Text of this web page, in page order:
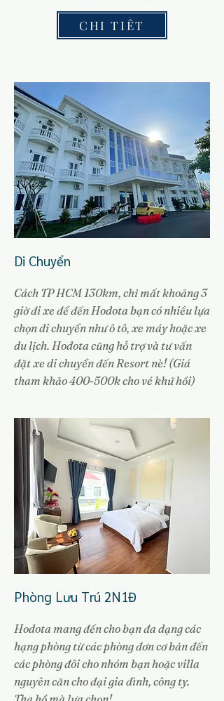
CHI TIẾT
Di Chuyển
Cách TP HCM 130km, chỉ mất khoảng 3
giờ đi xe để đến Hodota bạn có nhiều lựa
chọn di chuyển như ô tô, xe máy hoặc xe
du lịch. Hodota cũng hỗ trợ và tư vấn
đặt xe di chuyển đến Resort nè! (Giá
tham khảo 400-500k cho vé khứ hồi)
Phòng Lưu Trú 2N1Đ
Hodota mang đến cho bạn đa dạng các
hạng phòng từ các phòng đơn cơ bản đến
các phòng đôi cho nhóm bạn hoặc villa
nguyên căn cho đại gia đình, công ty.